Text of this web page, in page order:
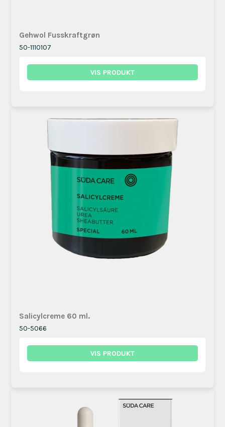
Gehwol Fusskraftgrøn
50-1110107
VIS PRODUKT
Salicylcreme 60 ml.
50-5066
VIS PRODUKT